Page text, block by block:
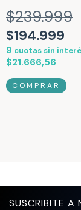
$239.999
$194.999
9 cuotas sin
$21.666,56
SUSCRIBITE A